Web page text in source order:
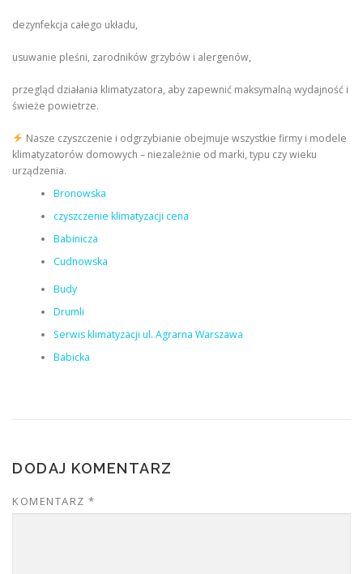
dezynfekcja całego układu,
usuwanie pleśni, zarodników grzybów i alergenów,
przegląd działania klimatyzatora, aby zapewnić maksymalną wydajność i
świeże powietrze.
Nasze czyszczenie i odgrzybianie obejmuje wszystkie firmy i modele
klimatyzatorów domowych – niezależnie od marki, typu czy wieku
urządzenia.
Bronowska
czyszczenie klimatyzacji cena
Babinicza
Cudnowska
Budy
Drumli
Serwis klimatyzacji ul. Agrarna Warszawa
Babicka
DODAJ KOMENTARZ
KOMENTARZ *